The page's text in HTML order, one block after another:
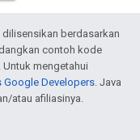
berdasarkan
contoh kode
. Untuk mengetahui
Google Developers. Java
atau afiliasinya.